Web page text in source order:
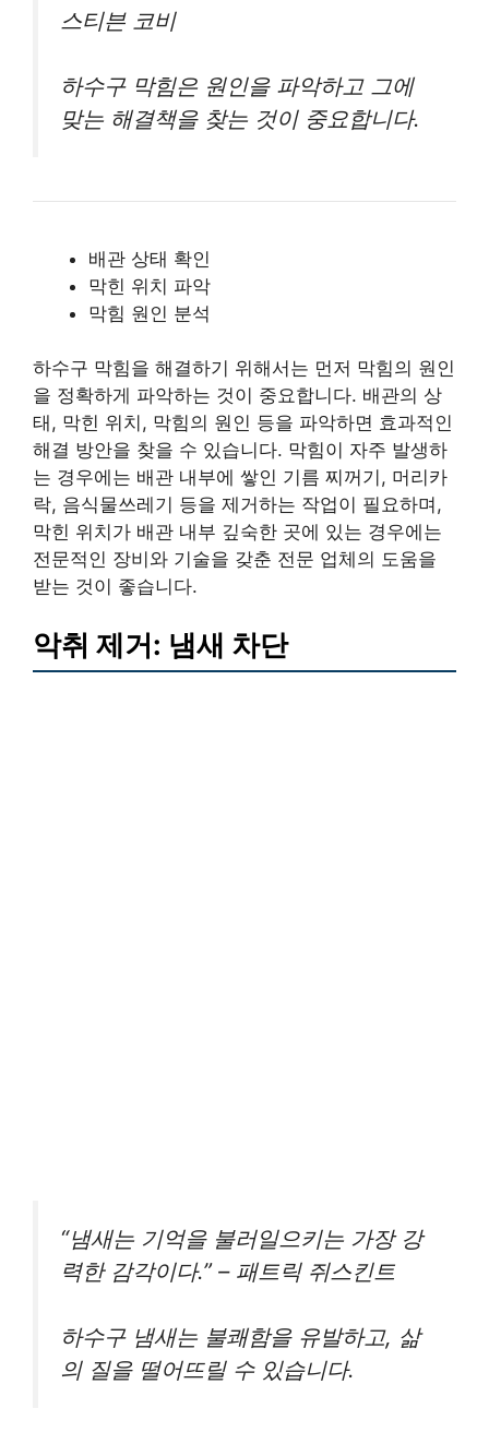
스티븐 코비
하수구 막힘은 원인을 파악하고 그에
맞는 해결책을 찾는 것이 중요합니다.
배관 상태 확인
막힌 위치 파악
막힘 원인 분석
하수구 막힘을 해결하기 위해서는 먼저 막힘의 원인
을 정확하게 파악하는 것이 중요합니다. 배관의 상
태, 막힌 위치, 막힘의 원인 등을 파악하면 효과적인
해결 방안을 찾을 수 있습니다. 막힘이 자주 발생하
는 경우에는 배관 내부에 쌓인 기름 찌꺼기, 머리카
락, 음식물쓰레기 등을 제거하는 작업이 필요하며,
막힌 위치가 배관 내부 깊숙한 곳에 있는 경우에는
전문적인 장비와 기술을 갖춘 전문 업체의 도움을
받는 것이 좋습니다.
악취 제거: 냄새 차단
“냄새는 기억을 불러일으키는 가장 강
력한 감각이다.” – 패트릭 쥐스킨트
하수구 냄새는 불쾌함을 유발하고, 삶
의 질을 떨어뜨릴 수 있습니다.